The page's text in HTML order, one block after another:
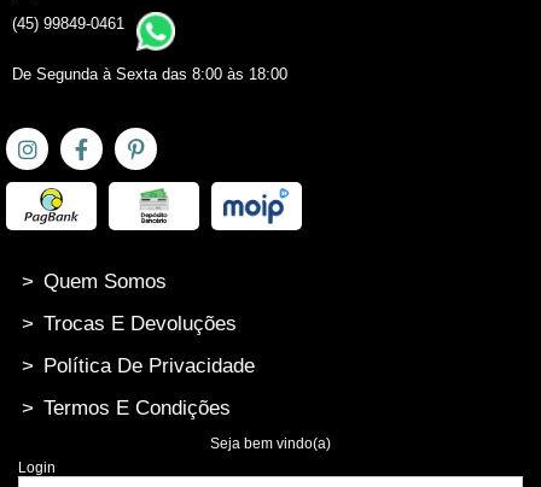
(45) 99849-0461
De Segunda à Sexta das 8:00 às 18:00
> Quem Somos
> Trocas E Devoluções
> Política De Privacidade
> Termos E Condições
Seja bem vindo(a)
Login